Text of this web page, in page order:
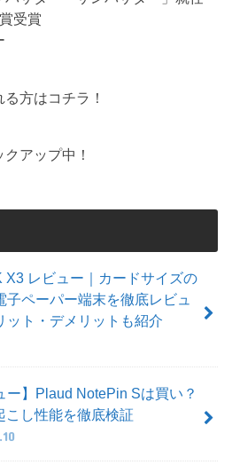
受賞
方はコチラ！
アップ中！
X3 レビュー｜カードサイズの
子ペーパー端末を徹底レビュ
ット・デメリットも紹介
ー】Plaud NotePin Sは買い？
こし性能を徹底検証